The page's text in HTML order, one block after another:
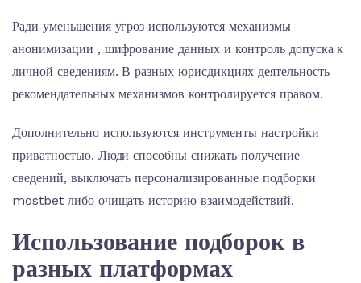
Ради уменьшения угроз используются механизмы
анонимизации , шифрование данных и контроль допуска к
личной сведениям. В разных юрисдикциях деятельность
рекомендательных механизмов контролируется правом.
Дополнительно используются инструменты настройки
приватностью. Люди способны снижать получение
сведений, выключать персонализированные подборки
mostbet либо очищать историю взаимодействий.
Использование подборок в
разных платформах